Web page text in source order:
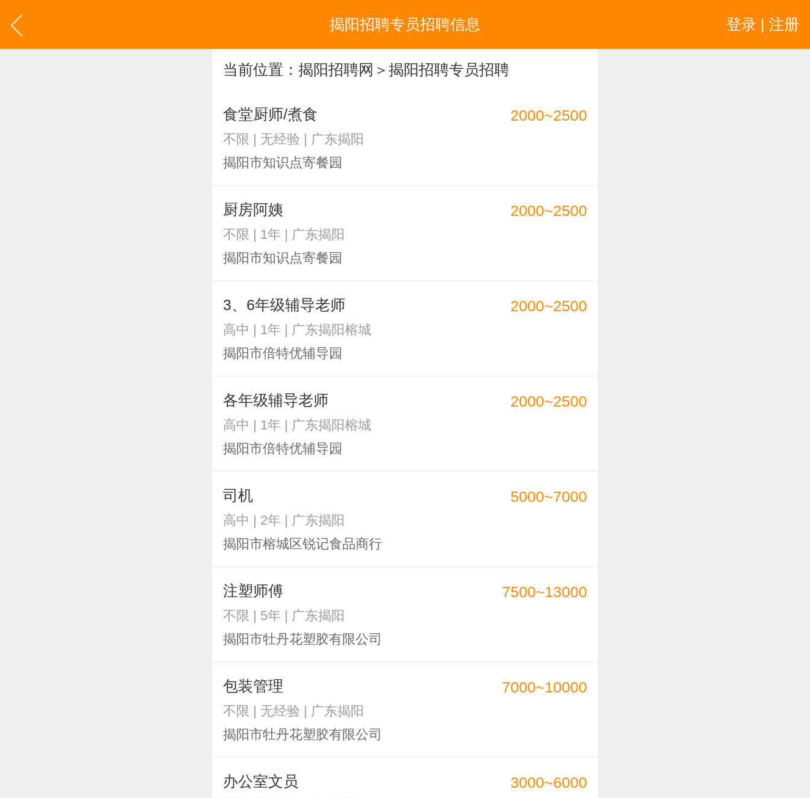
登录 | 注册
揭阳招聘专员招聘信息
当前位置： 揭阳招聘网 ＞揭阳招聘专员招聘
食堂厨师/煮食
不限 | 无经验 | 广东揭阳
揭阳市知识点寄餐园
2000~2500
厨房阿姨
不限 | 1年 | 广东揭阳
揭阳市知识点寄餐园
2000~2500
3、6年级辅导老师
高中 | 1年 | 广东揭阳榕城
揭阳市倍特优辅导园
2000~2500
各年级辅导老师
高中 | 1年 | 广东揭阳榕城
揭阳市倍特优辅导园
2000~2500
司机
高中 | 2年 | 广东揭阳
揭阳市榕城区锐记食品商行
5000~7000
注塑师傅
不限 | 5年 | 广东揭阳
揭阳市牡丹花塑胶有限公司
7500~13000
包装管理
不限 | 无经验 | 广东揭阳
揭阳市牡丹花塑胶有限公司
7000~10000
办公室文员 3000~6000